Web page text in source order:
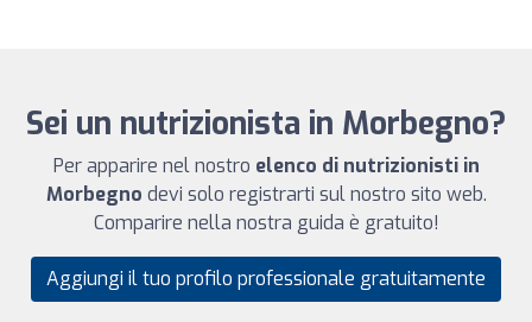
Sei un nutrizionista in Morbegno?
Per apparire nel nostro elenco di nutrizionisti in
Morbegno devi solo registrarti sul nostro sito web.
Comparire nella nostra guida è gratuito!
Aggiungi il tuo profilo professionale gratuitamente